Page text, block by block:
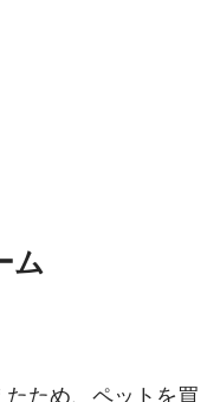
ム
ため、ペットを買